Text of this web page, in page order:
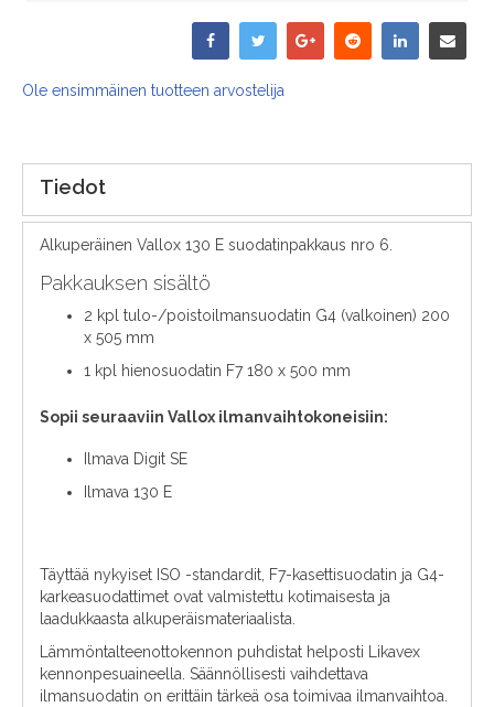
Ole ensimmäinen tuotteen arvostelija
Tiedot
Alkuperäinen Vallox 130 E suodatinpakkaus nro 6.
Pakkauksen sisältö
2 kpl tulo-/poistoilmansuodatin G4 (valkoinen) 200
x 505 mm
1 kpl hienosuodatin F7 180 x 500 mm
Sopii seuraaviin Vallox ilmanvaihtokoneisiin:
Ilmava Digit SE
Ilmava 130 E
Täyttää nykyiset ISO -standardit, F7-kasettisuodatin ja G4-
karkeasuodattimet ovat valmistettu kotimaisesta ja
laadukkaasta alkuperäismateriaalista.
Lämmöntalteenottokennon puhdistat helposti Likavex
kennonpesuaineella. Säännöllisesti vaihdettava
ilmansuodatin on erittäin tärkeä osa toimivaa ilmanvaihtoa.